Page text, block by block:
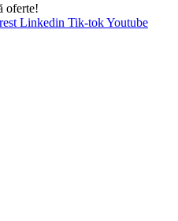
oferte!
Linkedin Tik-tokYoutube